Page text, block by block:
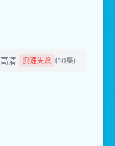
清 测速失败 (10集)